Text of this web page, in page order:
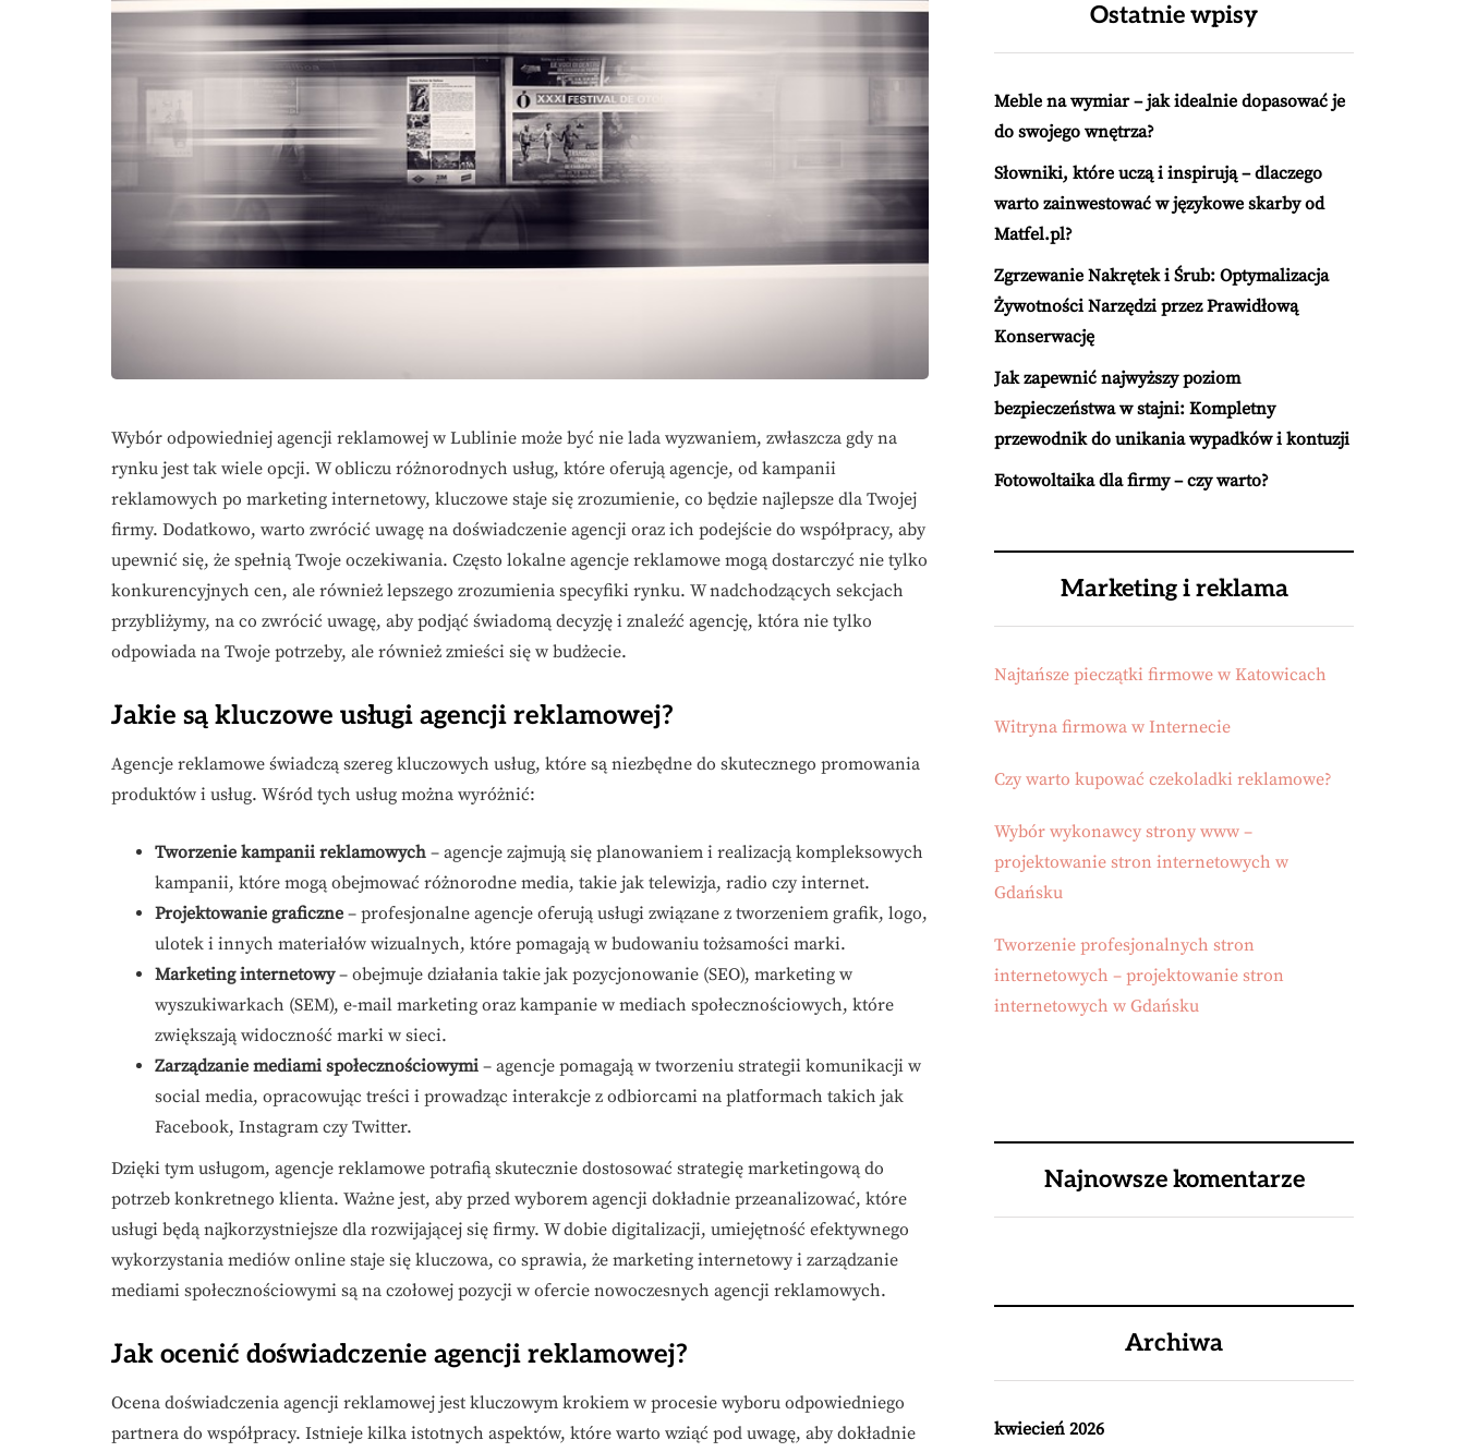
Wybór odpowiedniej agencji reklamowej w Lublinie może być nie lada wyzwaniem, zwłaszcza gdy na
rynku jest tak wiele opcji. W obliczu różnorodnych usług, które oferują agencje, od kampanii
reklamowych po marketing internetowy, kluczowe staje się zrozumienie, co będzie najlepsze dla Twojej
firmy. Dodatkowo, warto zwrócić uwagę na doświadczenie agencji oraz ich podejście do współpracy, aby
upewnić się, że spełnią Twoje oczekiwania. Często lokalne agencje reklamowe mogą dostarczyć nie tylko
konkurencyjnych cen, ale również lepszego zrozumienia specyfiki rynku. W nadchodzących sekcjach
przybliżymy, na co zwrócić uwagę, aby podjąć świadomą decyzję i znaleźć agencję, która nie tylko
odpowiada na Twoje potrzeby, ale również zmieści się w budżecie.
Jakie są kluczowe usługi agencji reklamowej?
Agencje reklamowe świadczą szereg kluczowych usług, które są niezbędne do skutecznego promowania
produktów i usług. Wśród tych usług można wyróżnić:
Tworzenie kampanii reklamowych – agencje zajmują się planowaniem i realizacją kompleksowych
kampanii, które mogą obejmować różnorodne media, takie jak telewizja, radio czy internet.
Projektowanie graficzne – profesjonalne agencje oferują usługi związane z tworzeniem grafik, logo,
ulotek i innych materiałów wizualnych, które pomagają w budowaniu tożsamości marki.
Marketing internetowy– obejmuje działania takie jak pozycjonowanie (SEO), marketing w
wyszukiwarkach (SEM), e-mail marketing oraz kampanie w mediach społecznościowych, które
zwiększają widoczność marki w sieci.
Zarządzanie mediami społecznościowymi – agencje pomagają w tworzeniu strategii komunikacji w
social media, opracowując treści i prowadząc interakcje z odbiorcami na platformach takich jak
Facebook, Instagram czy Twitter.
Dzięki tym usługom, agencje reklamowe potrafią skutecznie dostosować strategię marketingową do
potrzeb konkretnego klienta. Ważne jest, aby przed wyborem agencji dokładnie przeanalizować, które
usługi będą najkorzystniejsze dla rozwijającej się firmy. W dobie digitalizacji, umiejętność efektywnego
wykorzystania mediów online staje się kluczowa, co sprawia, że marketing internetowy i zarządzanie
mediami społecznościowymi są na czołowej pozycji w ofercie nowoczesnych agencji reklamowych.
Jak ocenić doświadczenie agencji reklamowej?
Ocena doświadczenia agencji reklamowej jest kluczowym krokiem w procesie wyboru odpowiedniego
partnera do współpracy. Istnieje kilka istotnych aspektów, które warto wziąć pod uwagę, aby dokładnie
Ostatnie wpisy
Meble na wymiar – jak idealnie dopasować je
do swojego wnętrza?
Słowniki, które uczą i inspirują – dlaczego
warto zainwestować w językowe skarby od
Matfel.pl?
Zgrzewanie Nakrętek i Śrub: Optymalizacja
Żywotności Narzędzi przez Prawidłową
Konserwację
Jak zapewnić najwyższy poziom
bezpieczeństwa w stajni: Kompletny
przewodnik do unikania wypadków i kontuzji
Fotowoltaika dla firmy – czy warto?
Marketing i reklama
Najtańsze pieczątki firmowe w Katowicach
Witryna firmowa w Internecie
Czy warto kupować czekoladki reklamowe?
Wybór wykonawcy strony www –
projektowanie stron internetowych w
Gdańsku
Tworzenie profesjonalnych stron
internetowych – projektowanie stron
internetowych w Gdańsku
Najnowsze komentarze
Archiwa
kwiecień 2026